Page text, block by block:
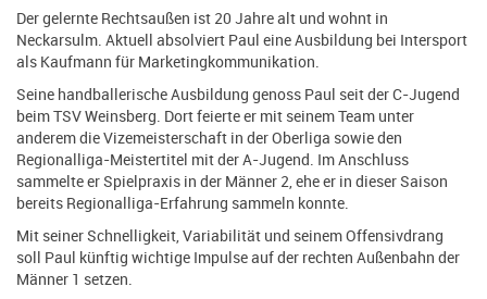
Der gelernte Rechtsaußen ist 20 Jahre alt und wohnt in
Neckarsulm. Aktuell absolviert Paul eine Ausbildung bei Intersport
als Kaufmann für Marketingkommunikation.
Seine handballerische Ausbildung genoss Paul seit der C-Jugend
beim TSV Weinsberg. Dort feierte er mit seinem Team unter
anderem die Vizemeisterschaft in der Oberliga sowie den
Regionalliga-Meistertitel mit der A-Jugend. Im Anschluss
sammelte er Spielpraxis in der Männer 2, ehe er in dieser Saison
bereits Regionalliga-Erfahrung sammeln konnte.
Mit seiner Schnelligkeit, Variabilität und seinem Offensivdrang
soll Paul künftig wichtige Impulse auf der rechten Außenbahn der
Männer 1 setzen.